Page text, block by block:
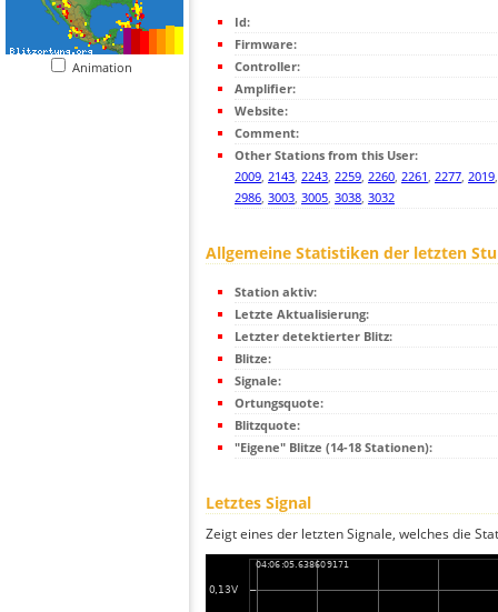
Animation
Id:
Firmware:
Controller:
Amplifier:
Website:
Comment:
Other Stations from this User:
2009, 2143, 2243, 2259, 2260, 2261, 2277, 2019
2986, 3003, 3005, 3038, 3032
Allgemeine Statistiken der letzten
Station aktiv:
Letzte Aktualisierung:
Letzter detektierter Blitz:
Blitze:
Signale:
Ortungsquote:
Blitzquote:
"Eigene" Blitze (14-18 Stationen):
Letztes Signal
Zeigt eines der letzten Signale, welches die